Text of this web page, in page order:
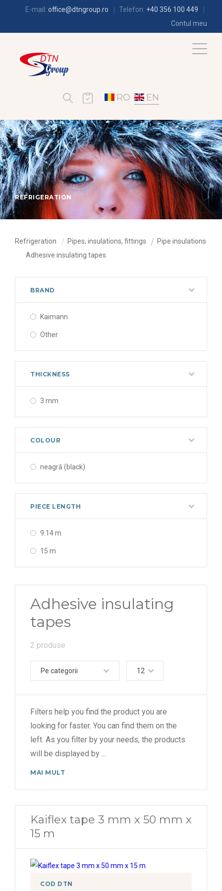
E-mail: office@dtngroup.ro Telefon: +40 356 100 449
Contul meu
RO EN
REFRIGERATION
Refrigeration Pipes, insulations, fittings
Pipe insulations
Adhesive insulating tapes
BRAND
Kaimann
Other
THICKNESS
3 mm
COLOUR
neagră (black)
PIECE LENGTH
9.14 m
15 m
Adhesive insulating
tapes
2 produse
Pe categorii 12
Filters help you find the product you are
looking for faster. You can find them on the
left. As you filter by your needs, the products
will be displayed by
MAI MULT
Kaiflex tape 3 mm x 50 mm x
15 m
COD DTN